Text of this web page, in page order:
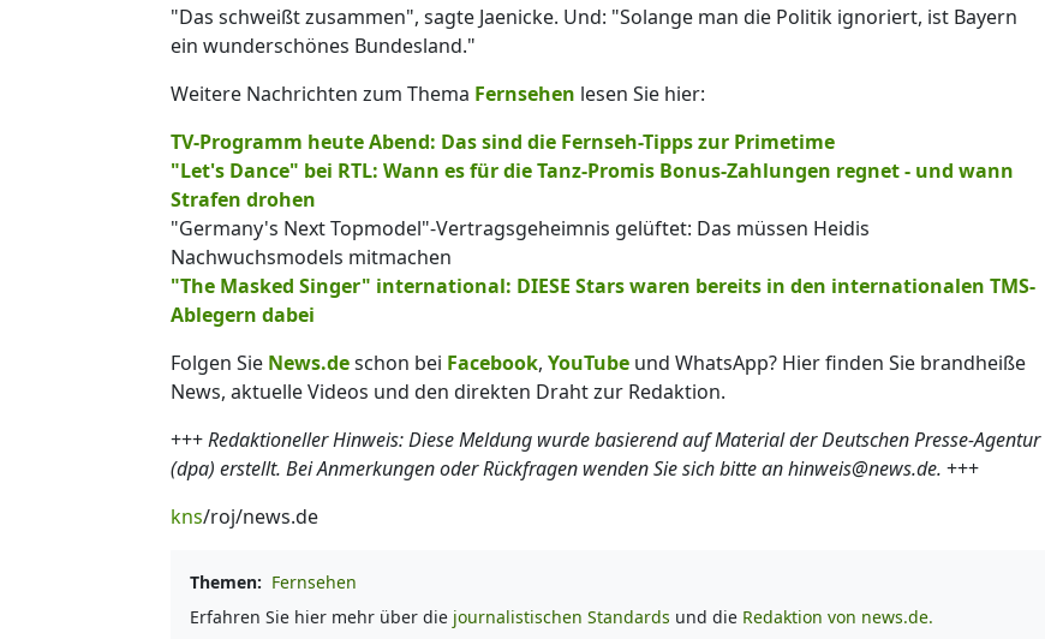
"Das schweißt zusammen", sagte Jaenicke. Und: "Solange man die Politik ignoriert, ist Bayern
ein wunderschönes Bundesland."
Weitere Nachrichten zum Thema Fernsehen lesen Sie hier:
TV-Programm heute Abend: Das sind die Fernseh-Tipps zur Primetime
"Let's Dance" bei RTL: Wann es für die Tanz-Promis Bonus-Zahlungen regnet - und wann
Strafen drohen
"Germany's Next Topmodel"-Vertragsgeheimnis gelüftet: Das müssen Heidis
Nachwuchsmodels mitmachen
"The Masked Singer" international: DIESE Stars waren bereits in den internationalen TMS-
Ablegern dabei
Folgen Sie News.deschon bei Facebook, YouTube und WhatsApp? Hier finden Sie brandheiße
News, aktuelle Videos und den direkten Draht zur Redaktion.
+++Redaktioneller Hinweis: Diese Meldung wurde basierend auf Material der Deutschen Presse-Agentur
(dpa) erstellt. Bei Anmerkungen oder Rückfragen wenden Sie sich bitte an hinweis@news.de. +++
kns/roj/news.de
Themen: Fernsehen
Erfahren Sie hier mehr über die journalistischen Standards und die Redaktion von news.de.